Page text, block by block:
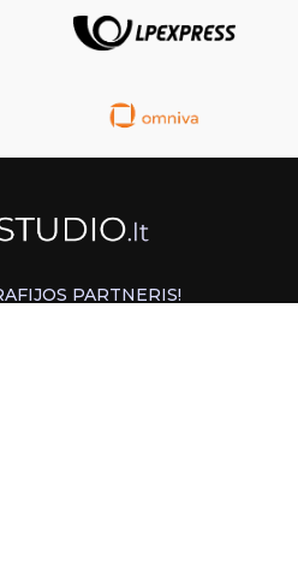
PARTNERIS!